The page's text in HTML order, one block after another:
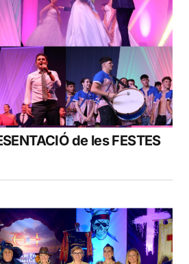
de les FESTES